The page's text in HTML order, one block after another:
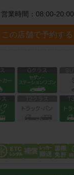
営業時間： 08:00-20:00
この店舗で予約する